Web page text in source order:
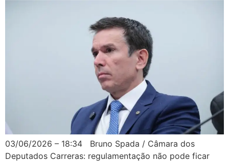
03/06/2026 – 18:34 Bruno Spada / Câmara dos
Deputados Carreras: regulamentação não pode ficar